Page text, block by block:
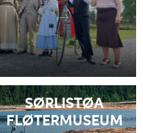
SØRLISTØA
FLØTERMUSEUM